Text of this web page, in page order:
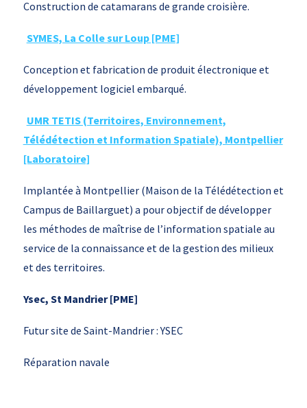
Construction de catamarans de grande croisière.
SYMES, La Colle sur Loup [PME]
Conception et fabrication de produit électronique et
développement logiciel embarqué.
UMR TETIS (Territoires, Environnement,
Télédétection et Information Spatiale), Montpellier
[Laboratoire]
Implantée à Montpellier (Maison de la Télédétection et
Campus de Baillarguet) a pour objectif de développer
les méthodes de maîtrise de l’information spatiale au
service de la connaissance et de la gestion des milieux
et des territoires.
Ysec, St Mandrier [PME]
Futur site de Saint-Mandrier : YSEC
Réparation navale